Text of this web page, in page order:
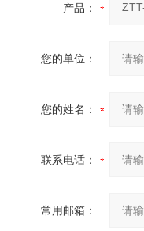
产品：
您的单位：
您的姓名：
联系电话：
常用邮箱：